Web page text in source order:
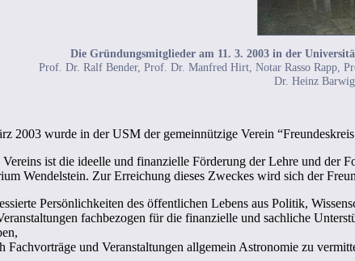
Die Gründungsmitglieder am 11. 3. 2003 in der
Prof. Dr. Ralf Bender, Prof. Dr. Manfred Hirt, Notar Rasso Rapp,
Dr. Heinz
2003 wurde in der USM der gemeinnützige Verein
ist die ideelle und finanzielle Förderung der Lehre und der
Wendelstein. Zur Erreichung dieses Zweckes wird sich der
Persönlichkeiten des öffentlichen Lebens aus Politik,
fachbezogen für die finanzielle und sachliche
Fachvorträge und Veranstaltungen allgemein Astronomie zu